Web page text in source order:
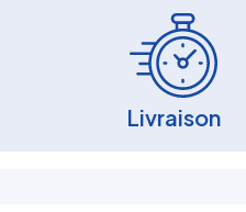
Livraison